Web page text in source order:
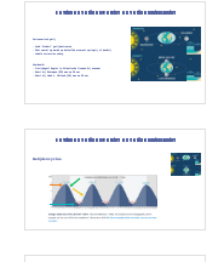
Begrippen getijdenwerking en getijdenduikplanning
Astronomisch getij
- Land ‘hindert’ getijdestromen
- Niet overal op aarde op hetzelfde moment springtij of doodtij
- Lokale correcties nodig
Voorbeeld:
- Getijdegolf begint in Atlantische Oceaan bij evenaar
- Komt bij Bretagne (FR) aan na 29 uur
- Komt bij Hoek v. Holland (NL) aan na 49 uur
Begrippen getijdenwerking en getijdenduikplanning
Getijdencyclus